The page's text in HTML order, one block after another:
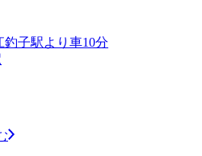
子駅より車10分